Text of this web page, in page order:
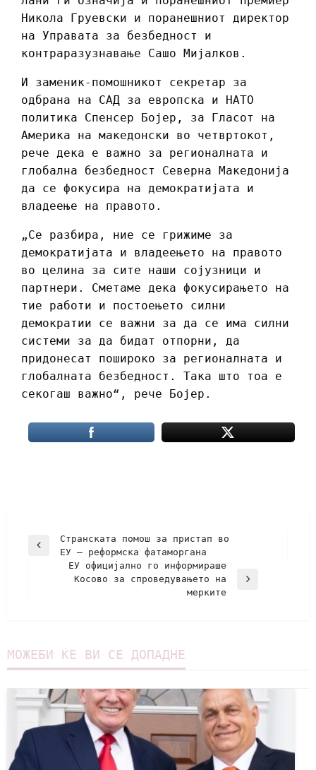
Никола Груевски и поранешниот директор
на Управата за безбедност и
контраразузнавање Сашо Мијалков.
И заменик-помошникот секретар за
одбрана на САД за европска и НАТО
политика Спенсер Бојер, за Гласот на
Америка на македонски во четвртокот,
рече дека е важно за регионалната и
глобална безбедност Северна Македонија
да се фокусира на демократијата и
владеење на правото.
„Се разбира, ние се грижиме за
демократијата и владеењето на правото
во целина за сите наши сојузници и
партнери. Сметаме дека фокусирањето на
тие работи и постоењето силни
демократии се важни за да се има силни
системи за да бидат отпорни, да
придонесат пошироко за регионалната и
глобалната безбедност. Така што тоа е
секогаш важно“, рече Бојер.
Странската помош за пристап во
ЕУ – реформска фатаморгана
ЕУ официјално го информираше
Косово за спроведувањето на
мерките
МОЖЕБИ ЌЕ ВИ СЕ ДОПАДНЕ